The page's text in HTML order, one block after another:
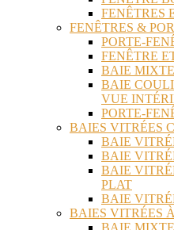
FENÊTRES
FENÊTRES &
PORTE-
FENÊTRE
BAIE
BAIE
VUE
PORTE-
BAIES VITRÉES
BAIE
BAIE
BAIE
PLAT
BAIE
BAIES VITRÉES